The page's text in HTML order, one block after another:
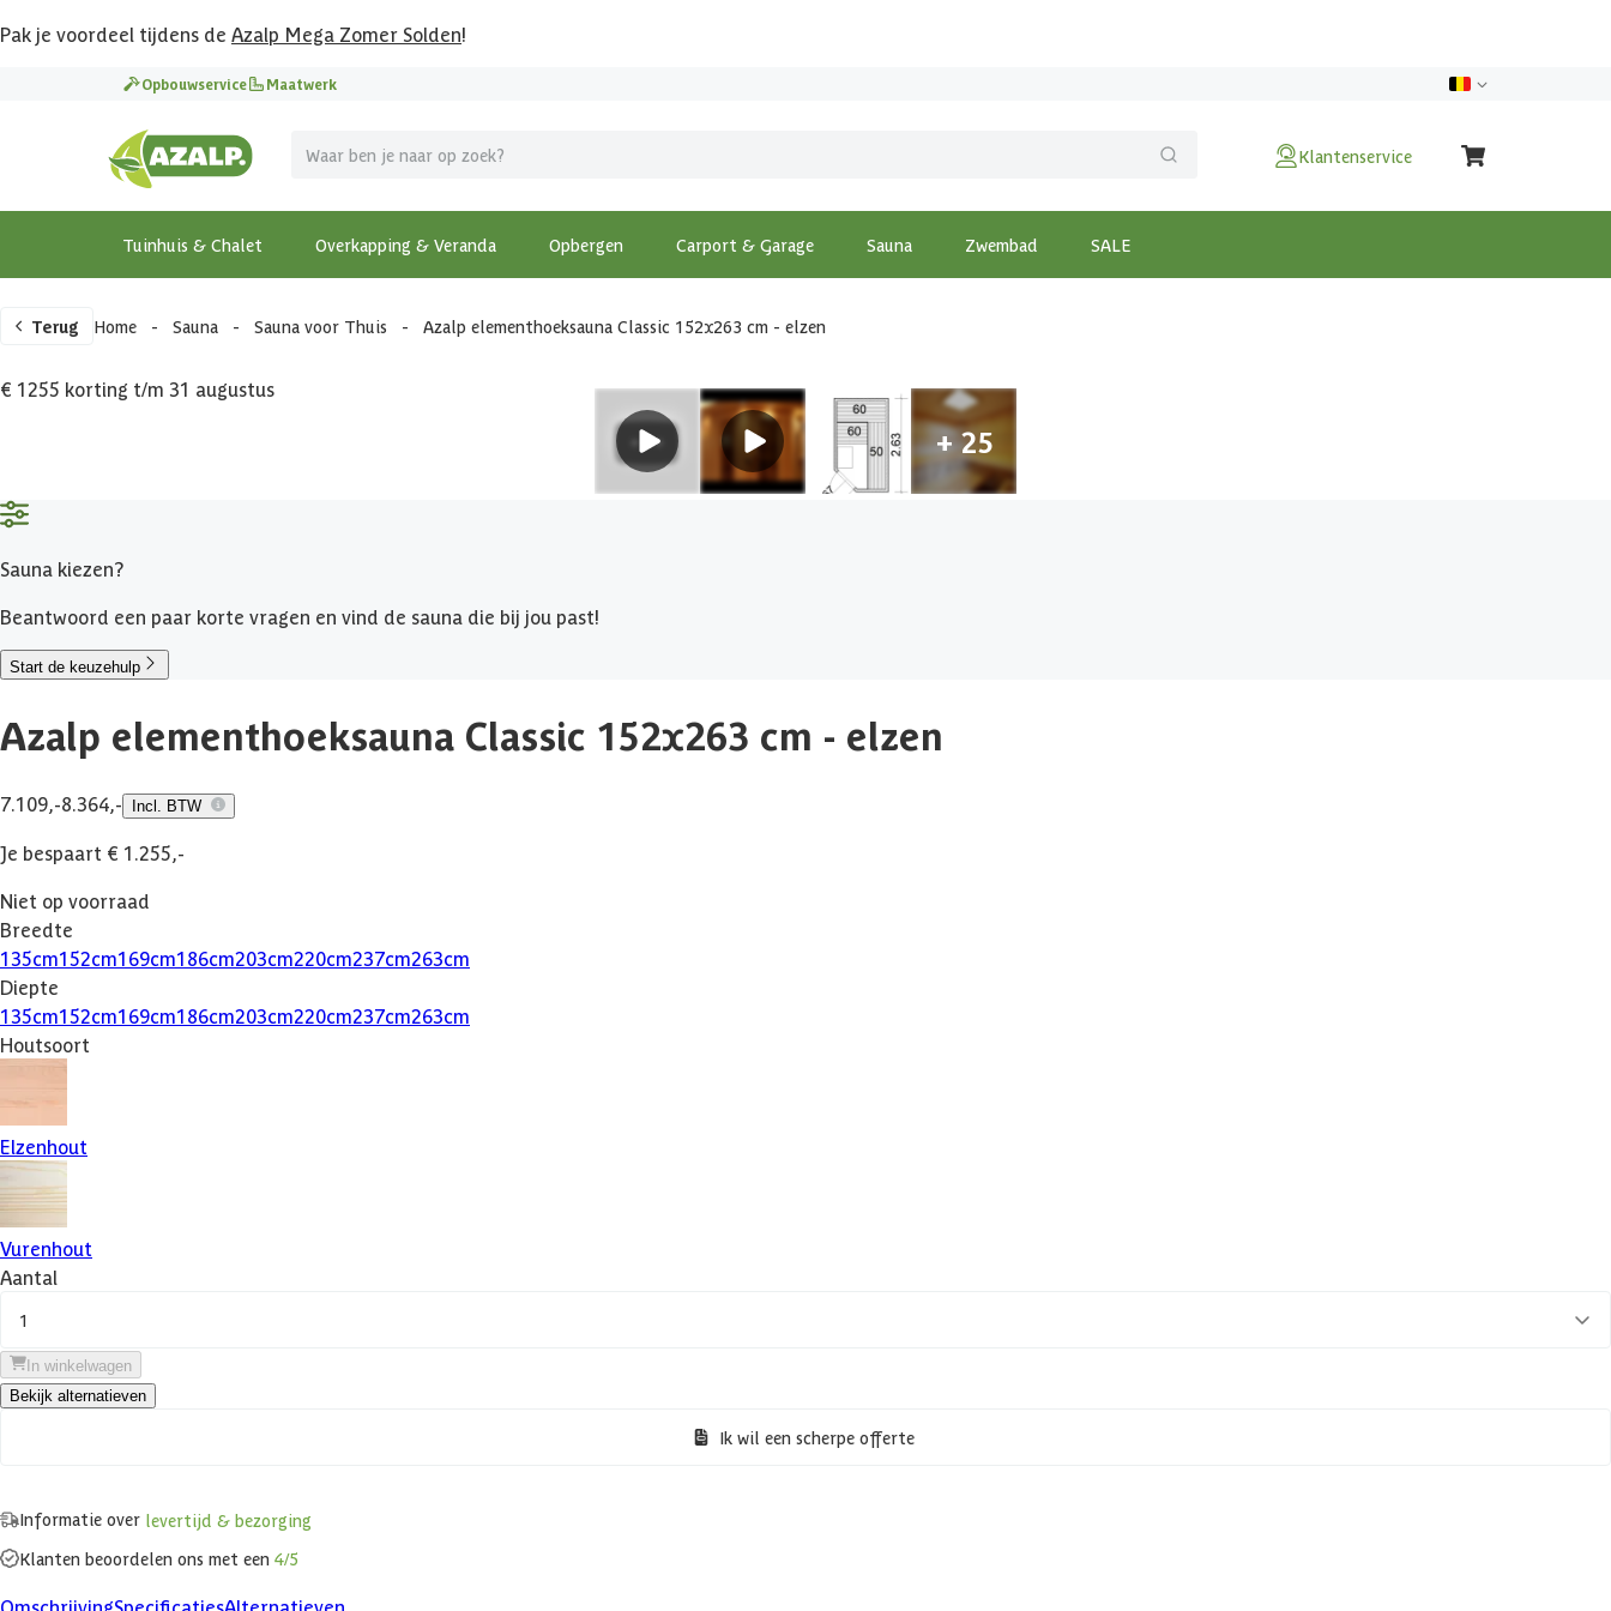
Pak je voordeel tijdens de Azalp Mega Zomer Solden!
Opbouwservice Maatwerk
Klantenservice
Tuinhuis & Chalet Overkapping & Veranda Opbergen Carport & Garage Sauna Zwembad SALE
Terug Home - Sauna - Sauna voor Thuis - Azalp elementhoeksauna Classic 152x263 cm - elzen
€ 1255 korting t/m 31 augustus
Sauna kiezen?
Beantwoord een paar korte vragen en vind de sauna die bij jou past!
Start de keuzehulp
Azalp elementhoeksauna Classic 152x263 cm - elzen
7.109,-8.364,- Incl. BTW
Je bespaart € 1.255,-
Niet op voorraad
Breedte
135cm152cm169cm186cm203cm220cm237cm263cm
Diepte
135cm152cm169cm186cm203cm220cm237cm263cm
Houtsoort
Elzenhout
Vurenhout
Aantal
1
In winkelwagen
Bekijk alternatieven
Ik wil een scherpe offerte
Informatie over levertijd & bezorging
Klanten beoordelen ons met een 4/5